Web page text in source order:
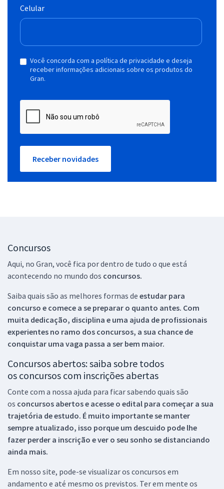
Celular
Você concorda com a política de privacidade e deseja
receber informações adicionais sobre os produtos do
Gran.
Receber novidades
Concursos
Aqui, no Gran, você fica por dentro de tudo o que está
acontecendo no mundo dos concursos.
Saiba quais são as melhores formas de estudar para
concurso e comece a se preparar o quanto antes. Com
muita dedicação, disciplina e uma ajuda de profissionais
experientes no ramo dos concursos, a sua chance de
conquistar uma vaga passa a ser bem maior.
Concursos abertos: saiba sobre todos
os concursos com inscrições abertas
Conte com a nossa ajuda para ficar sabendo quais são
os concursos abertos e acesse o edital para começar a sua
trajetória de estudo. É muito importante se manter
sempre atualizado, isso porque um descuido pode lhe
fazer perder a inscrição e ver o seu sonho se distanciando
ainda mais.
Em nosso site, pode-se visualizar os concursos em
andamento e até mesmo os previstos. Ter em mente os